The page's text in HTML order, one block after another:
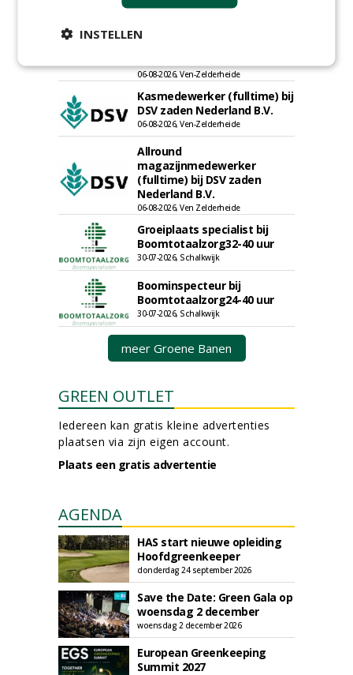
Chauffeur
06-08-2026, Ven-Zelderheide
Kasmedewerker (fulltime) bij
DSV zaden Nederland B.V.
06-08-2026, Ven-Zelderheide
Allround
magazijnmedewerker
(fulltime) bij DSV zaden
Nederland B.V.
06-08-2026, Ven Zelderheide
Groeiplaats specialist bij
Boomtotaalzorg32-40 uur
30-07-2026, Schalkwijk
Boominspecteur bij
Boomtotaalzorg24-40 uur
30-07-2026, Schalkwijk
meer Groene Banen
GREEN OUTLET
Iedereen kan gratis kleine advertenties
plaatsen via zijn eigen account.
Plaats een gratis advertentie
AGENDA
HAS start nieuwe opleiding
Hoofdgreenkeeper
donderdag 24 september 2026
Save the Date: Green Gala op
woensdag 2 december
woensdag 2 december 2026
European Greenkeeping
Summit 2027
INSTELLEN